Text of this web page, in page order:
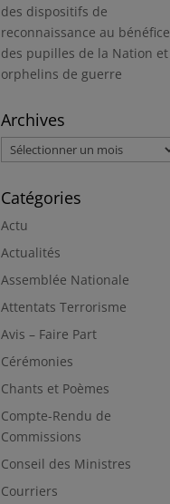
des dispositifs de
reconnaissance au bénéfice
des pupilles de la Nation et
orphelins de guerre
Archives
Archives
Catégories
Actu
Actualités
Assemblée Nationale
Attentats Terrorisme
Avis – Faire Part
Cérémonies
Chants et Poèmes
Compte-Rendu de
Commissions
Conseil des Ministres
Courriers